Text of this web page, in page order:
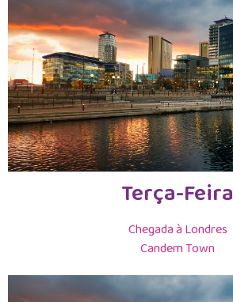
Terça-Feira
Chegada à Londres
Candem Town